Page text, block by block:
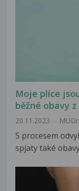
Moje plíce
běžné obavy
20.11.2023
S procesem
spjaty také